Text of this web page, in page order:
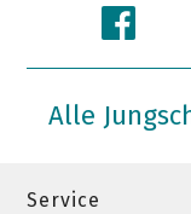
Alle
Service